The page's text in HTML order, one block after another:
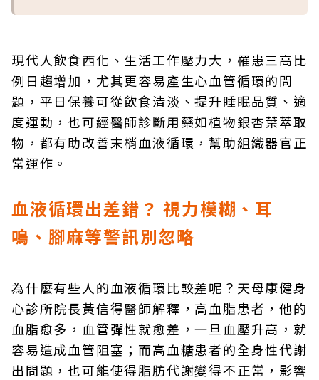
現代人飲食西化、生活工作壓力大，罹患三高比
例日趨增加，尤其更容易產生心血管循環的問
題，平日保養可從飲食清淡、提升睡眠品質、適
度運動，也可經醫師診斷用藥如植物銀杏葉萃取
物，都有助改善末梢血液循環，幫助組織器官正
常運作。
血液循環出差錯？ 視力模糊、耳
鳴、腳麻等警訊別忽略
為什麼有些人的血液循環比較差呢？天母康健身
心診所院長黃信得醫師解釋，高血脂患者，他的
血脂愈多，血管彈性就愈差，一旦血壓升高，就
容易造成血管阻塞；而高血糖患者的全身性代謝
出問題，也可能使得脂肪代謝變得不正常，影響